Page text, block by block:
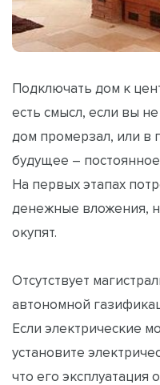
Подключать дом к
есть смысл, если вы
дом промерзал, или в
будущее –
На первых этапах
денежные вложения,
окупят.
Отсутствует
автономной
Если электрические
установите
что его эксплуатация